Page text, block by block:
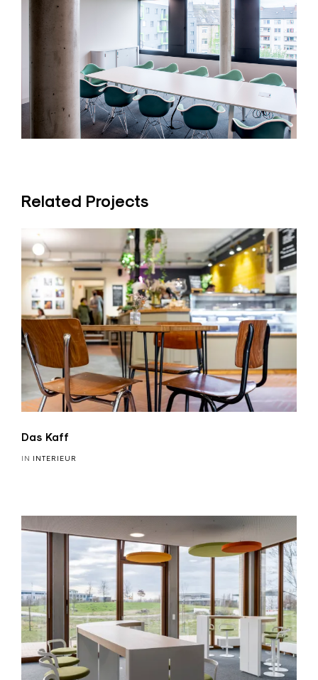
Related Projects
Das Kaff
IN INTERIEUR